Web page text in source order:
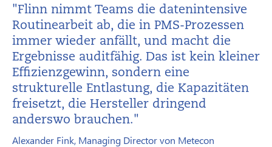
"Flinn nimmt Teams die datenintensive
Routinearbeit ab, die in PMS-Prozessen
immer wieder anfällt, und macht die
Ergebnisse auditfähig. Das ist kein kleiner
Effizienzgewinn, sondern eine
strukturelle Entlastung, die Kapazitäten
freisetzt, die Hersteller dringend
anderswo brauchen."
Alexander Fink, Managing Director von Metecon